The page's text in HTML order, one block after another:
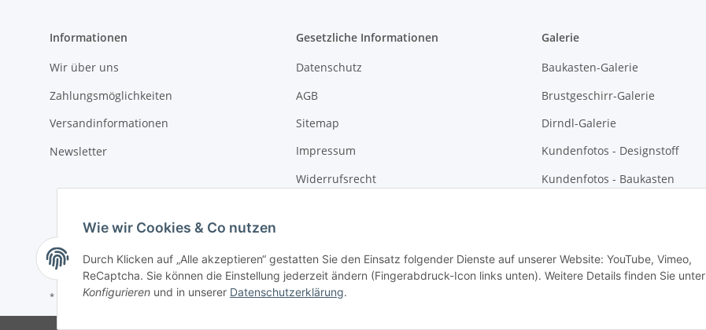
Informationen
Wir über uns
Zahlungsmöglichkeiten
Versandinformationen
Newsletter
Gesetzliche Informationen
Datenschutz
AGB
Sitemap
Impressum
Widerrufsrecht
Galerie
Baukasten-Galerie
Brustgeschirr-Galerie
Dirndl-Galerie
Kundenfotos - Designstoff
Kundenfotos - Baukasten
* Keine Ausweisung der Mehrwertsteuer gemäß Klein-Unternehmer-Regelung., zzgl.
Wie wir Cookies & Co nutzen
Durch Klicken auf „Alle akzeptieren“ gestatten Sie den Einsatz folgender Dienste auf unserer Website: YouTube, Vimeo,
ReCaptcha. Sie können die Einstellung jederzeit ändern (Fingerabdruck-Icon links unten). Weitere Details finden Sie unter
Konfigurieren und in unserer Datenschutzerklärung.